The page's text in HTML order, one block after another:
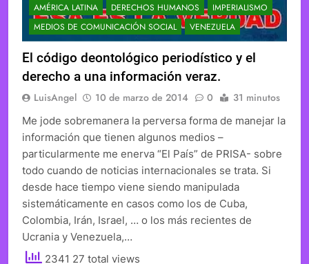
AMÉRICA LATINA DERECHOS HUMANOS
IMPERIALISMO
MEDIOS DE COMUNICACIÓN SOCIAL
VENEZUELA
El código deontológico periodístico y el
derecho a una información veraz.
LuisAngel 10 de marzo de 2014 0 31 minutos
Me jode sobremanera la perversa forma de manejar la
información que tienen algunos medios –
particularmente me enerva “El País” de PRISA- sobre
todo cuando de noticias internacionales se trata. Si
desde hace tiempo viene siendo manipulada
sistemáticamente en casos como los de Cuba,
Colombia, Irán, Israel, … o los más recientes de
Ucrania y Venezuela,…
2341 27 total views